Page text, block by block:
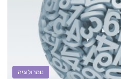
נומרולוגיה